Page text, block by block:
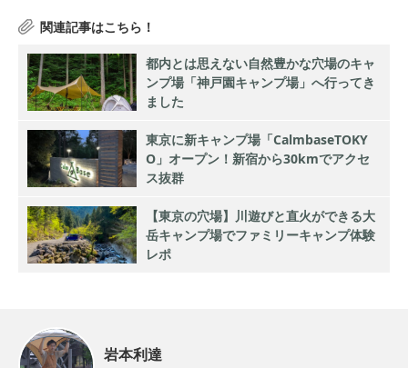
都内とは思えない自然豊かな穴場のキャ
ンプ場「神戸園キャンプ場」へ行ってき
ました
東京に新キャンプ場「CalmbaseTOKY
O」オープン！新宿から30kmでアクセ
ス抜群
【東京の穴場】川遊びと直火ができる大
岳キャンプ場でファミリーキャンプ体験
レポ
岩本利達